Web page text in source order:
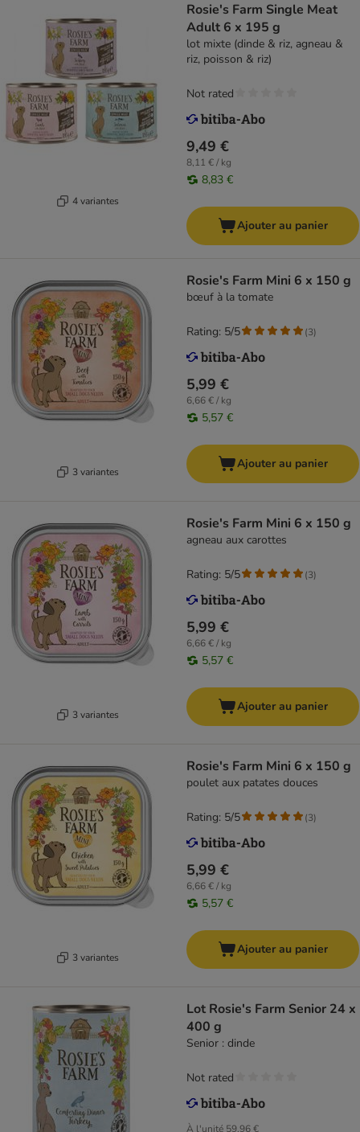
4 variantes
Rosie's Farm Single Meat
Adult 6 x 195 g
lot mixte (dinde & riz, agneau &
riz, poisson & riz)
9,49 €
8,11 € / kg
8,83 €
Not rated
Ajouter au panier
3 variantes
Rosie's Farm Mini 6 x 150 g
bœuf à la tomate
5,99 €
6,66 € / kg
5,57 €
Rating: 5/5 (3)
Ajouter au panier
3 variantes
Rosie's Farm Mini 6 x 150 g
agneau aux carottes
5,99 €
6,66 € / kg
5,57 €
Rating: 5/5 (3)
Ajouter au panier
3 variantes
Rosie's Farm Mini 6 x 150 g
poulet aux patates douces
5,99 €
6,66 € / kg
5,57 €
Rating: 5/5 (3)
Ajouter au panier
Lot Rosie's Farm Senior 24 x
400 g
Senior : dinde
À l'unité 59,96 €
Not rated